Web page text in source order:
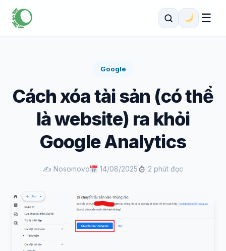
☰
Google
Cách xóa tài sản (có thể
là website) ra khỏi
Google Analytics
✍️ Nosomovo 14/08/2025 2 phút đọc